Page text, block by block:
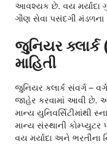
આવશ્યક છે. વય મર્યાદા
ગૌણ સેવા પસંદગી
જુનિયર ક્લાર્ક
માહિતી
જુનિયર ક્લાર્ક સંવર્ગ –
જાહેર કરવામાં આવી છે.
માન્ય યુનિવર્સિટીમાંથી
માન્ય સંસ્થાની કોમ્પ્યુટર
વય મર્યાદા અને ભરતીના